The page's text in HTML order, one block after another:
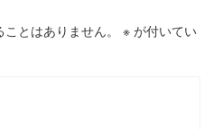
とはありません。 ※ が付いてい